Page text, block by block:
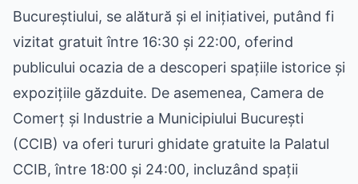
Bucureștiului, se alătură și el inițiativei, putând fi
vizitat gratuit între 16:30 și 22:00, oferind
publicului ocazia de a descoperi spațiile istorice și
expozițiile găzduite. De asemenea, Camera de
Comerț și Industrie a Municipiului București
(CCIB) va oferi tururi ghidate gratuite la Palatul
CCIB, între 18:00 și 24:00, incluzând spații